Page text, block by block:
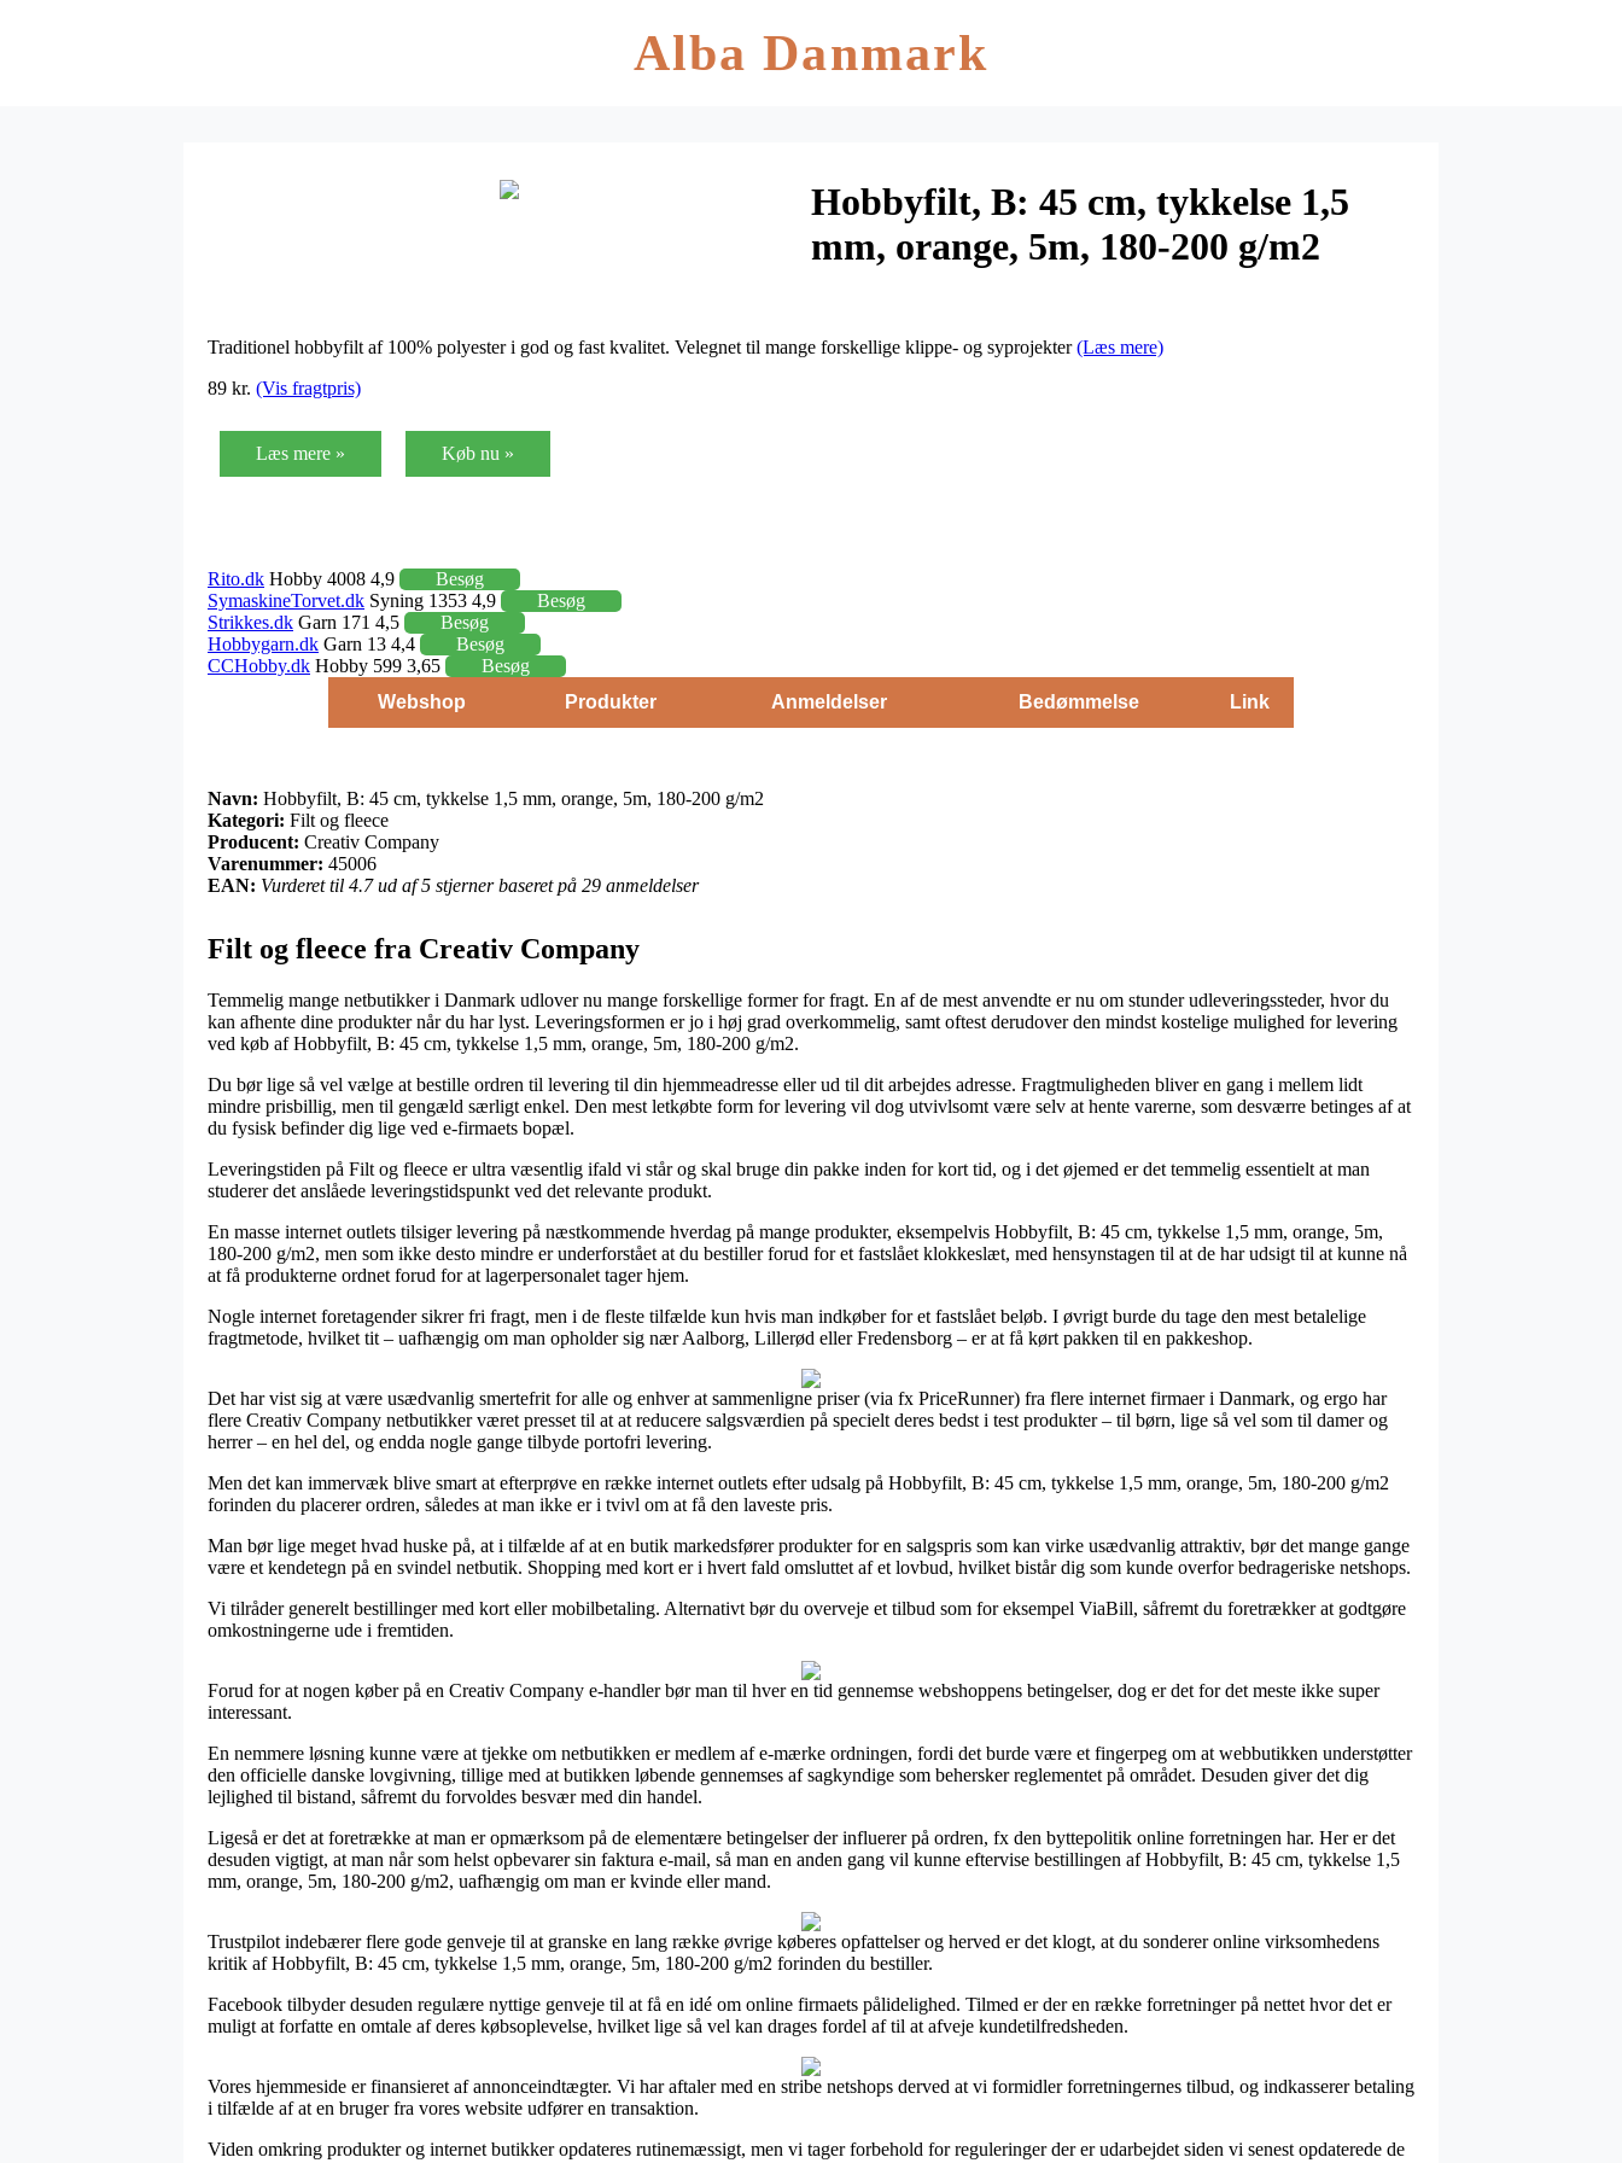
Alba Danmark
Hobbyfilt, B: 45 cm, tykkelse 1,5
mm, orange, 5m, 180-200 g/m2
Traditionel hobbyfilt af 100% polyester i god og fast kvalitet. Velegnet til mange forskellige klippe- og syprojekter(Læs mere)
89 kr. (Vis fragtpris)
Læs mere » Køb nu »
Rito.dk Hobby 4008 4,9
Besøg
SymaskineTorvet.dk Syning 1353 4,9
Besøg
Strikkes.dk Garn 171 4,5
Besøg
Hobbygarn.dk Garn 13 4,4
Besøg
CCHobby.dk Hobby 599 3,65
Besøg
Webshop
Produkter Anmeldelser Bedømmelse Link
Navn: Hobbyfilt, B: 45 cm, tykkelse 1,5 mm, orange, 5m, 180-200 g/m2
Kategori: Filt og fleece
Producent: Creativ Company
Varenummer: 45006
EAN: Vurderet til 4.7 ud af 5 stjerner baseret på 29 anmeldelser
Filt og fleece fra Creativ Company
Temmelig mange netbutikker i Danmark udlover nu mange forskellige former for fragt. En af de mest anvendte er nu om stunder udleveringssteder, hvor du
kan afhente dine produkter når du har lyst. Leveringsformen er jo i høj grad overkommelig, samt oftest derudover den mindst kostelige mulighed for levering
ved køb af Hobbyfilt, B: 45 cm, tykkelse 1,5 mm, orange, 5m, 180-200 g/m2.
Du bør lige så vel vælge at bestille ordren til levering til din hjemmeadresse eller ud til dit arbejdes adresse. Fragtmuligheden bliver en gang i mellem lidt
mindre prisbillig, men til gengæld særligt enkel. Den mest letkøbte form for levering vil dog utvivlsomt være selv at hente varerne, som desværre betinges af at
du fysisk befinder dig lige ved e-firmaets bopæl.
Leveringstiden på Filt og fleece er ultra væsentlig ifald vi står og skal bruge din pakke inden for kort tid, og i det øjemed er det temmelig essentielt at man
studerer det anslåede leveringstidspunkt ved det relevante produkt.
En masse internet outlets tilsiger levering på næstkommende hverdag på mange produkter, eksempelvis Hobbyfilt, B: 45 cm, tykkelse 1,5 mm, orange, 5m,
180-200 g/m2, men som ikke desto mindre er underforstået at du bestiller forud for et fastslået klokkeslæt, med hensynstagen til at de har udsigt til at kunne nå
at få produkterne ordnet forud for at lagerpersonalet tager hjem.
Nogle internet foretagender sikrer fri fragt, men i de fleste tilfælde kun hvis man indkøber for et fastslået beløb. I øvrigt burde du tage den mest betalelige
fragtmetode, hvilket tit – uafhængig om man opholder sig nær Aalborg, Lillerød eller Fredensborg – er at få kørt pakken til en pakkeshop.
Det har vist sig at være usædvanlig smertefrit for alle og enhver at sammenligne priser (via fx PriceRunner) fra flere internet firmaer i Danmark, og ergo har
flere Creativ Company netbutikker været presset til at at reducere salgsværdien på specielt deres bedst i test produkter – til børn, lige så vel som til damer og
herrer – en hel del, og endda nogle gange tilbyde portofri levering.
Men det kan immervæk blive smart at efterprøve en række internet outlets efter udsalg på Hobbyfilt, B: 45 cm, tykkelse 1,5 mm, orange, 5m, 180-200 g/m2
forinden du placerer ordren, således at man ikke er i tvivl om at få den laveste pris.
Man bør lige meget hvad huske på, at i tilfælde af at en butik markedsfører produkter for en salgspris som kan virke usædvanlig attraktiv, bør det mange gange
være et kendetegn på en svindel netbutik. Shopping med kort er i hvert fald omsluttet af et lovbud, hvilket bistår dig som kunde overfor bedrageriske netshops.
Vi tilråder generelt bestillinger med kort eller mobilbetaling. Alternativt bør du overveje et tilbud som for eksempel ViaBill, såfremt du foretrækker at godtgøre
omkostningerne ude i fremtiden.
Forud for at nogen køber på en Creativ Company e-handler bør man til hver en tid gennemse webshoppens betingelser, dog er det for det meste ikke super
interessant.
En nemmere løsning kunne være at tjekke om netbutikken er medlem af e-mærke ordningen, fordi det burde være et fingerpeg om at webbutikken understøtter
den officielle danske lovgivning, tillige med at butikken løbende gennemses af sagkyndige som behersker reglementet på området. Desuden giver det dig
lejlighed til bistand, såfremt du forvoldes besvær med din handel.
Ligeså er det at foretrække at man er opmærksom på de elementære betingelser der influerer på ordren, fx den byttepolitik online forretningen har. Her er det
desuden vigtigt, at man når som helst opbevarer sin faktura e-mail, så man en anden gang vil kunne eftervise bestillingen af Hobbyfilt, B: 45 cm, tykkelse 1,5
mm, orange, 5m, 180-200 g/m2, uafhængig om man er kvinde eller mand.
Trustpilot indebærer flere gode genveje til at granske en lang række øvrige køberes opfattelser og herved er det klogt, at du sonderer online virksomhedens
kritik af Hobbyfilt, B: 45 cm, tykkelse 1,5 mm, orange, 5m, 180-200 g/m2 forinden du bestiller.
Facebook tilbyder desuden regulære nyttige genveje til at få en idé om online firmaets pålidelighed. Tilmed er der en række forretninger på nettet hvor det er
muligt at forfatte en omtale af deres købsoplevelse, hvilket lige så vel kan drages fordel af til at afveje kundetilfredsheden.
Vores hjemmeside er finansieret af annonceindtægter. Vi har aftaler med en stribe netshops derved at vi formidler forretningernes tilbud, og indkasserer betaling
i tilfælde af at en bruger fra vores website udfører en transaktion.
Viden omkring produkter og internet butikker opdateres rutinemæssigt, men vi tager forbehold for reguleringer der er udarbejdet siden vi senest opdaterede de